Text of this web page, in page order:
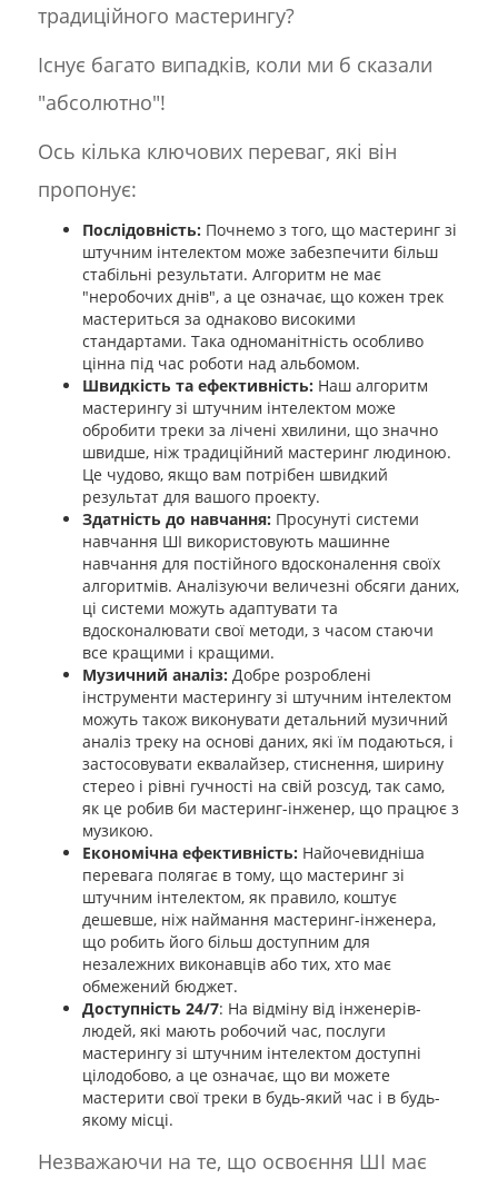
традиційного мастерингу?
Існує багато випадків, коли ми б сказали
"абсолютно"!
Ось кілька ключових переваг, які він
пропонує:
Послідовність: Почнемо з того, що мастеринг зі
штучним інтелектом може забезпечити більш
стабільні результати. Алгоритм не має
"неробочих днів", а це означає, що кожен трек
мастериться за однаково високими
стандартами. Така одноманітність особливо
цінна під час роботи над альбомом.
Швидкість та ефективність: Наш алгоритм
мастерингу зі штучним інтелектом може
обробити треки за лічені хвилини, що значно
швидше, ніж традиційний мастеринг людиною.
Це чудово, якщо вам потрібен швидкий
результат для вашого проекту.
Здатність до навчання: Просунуті системи
навчання ШІ використовують машинне
навчання для постійного вдосконалення своїх
алгоритмів. Аналізуючи величезні обсяги даних,
ці системи можуть адаптувати та
вдосконалювати свої методи, з часом стаючи
все кращими і кращими.
Музичний аналіз: Добре розроблені
інструменти мастерингу зі штучним інтелектом
можуть також виконувати детальний музичний
аналіз треку на основі даних, які їм подаються, і
застосовувати еквалайзер, стиснення, ширину
стерео і рівні гучності на свій розсуд, так само,
як це робив би мастеринг-інженер, що працює з
музикою.
Економічна ефективність: Найочевидніша
перевага полягає в тому, що мастеринг зі
штучним інтелектом, як правило, коштує
дешевше, ніж наймання мастеринг-інженера,
що робить його більш доступним для
незалежних виконавців або тих, хто має
обмежений бюджет.
Доступність 24/7: На відміну від інженерів-
людей, які мають робочий час, послуги
мастерингу зі штучним інтелектом доступні
цілодобово, а це означає, що ви можете
мастерити свої треки в будь-який час і в будь-
якому місці.
Незважаючи на те, що освоєння ШІ має